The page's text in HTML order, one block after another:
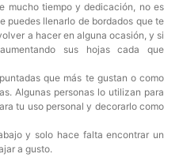
mucho tiempo y dedicación, no es
puedes llenarlo de bordados que te
a hacer en alguna ocasión, y si
sus hojas cada que
que más te gustan o como
Algunas personas lo utilizan para
tu uso personal y decorarlo como
y solo hace falta encontrar un
a gusto.